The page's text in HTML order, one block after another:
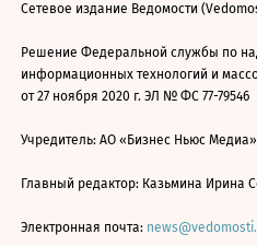
Сетевое издание Ведомости
Решение Федеральной службы по
информационных технологий и
от 27 ноября 2020 г. ЭЛ № ФС 77-79546
Учредитель: АО «Бизнес Ньюс Медиа»
Главный редактор: Казьмина Ирина
Электронная почта: